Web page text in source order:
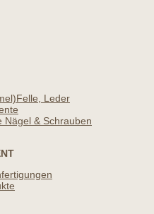
Leder
Nägel & Schrauben